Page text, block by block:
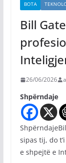
BOTA
Bill
26/06/2026
Shpërndaje
sipas tij, do
e shpejtë e